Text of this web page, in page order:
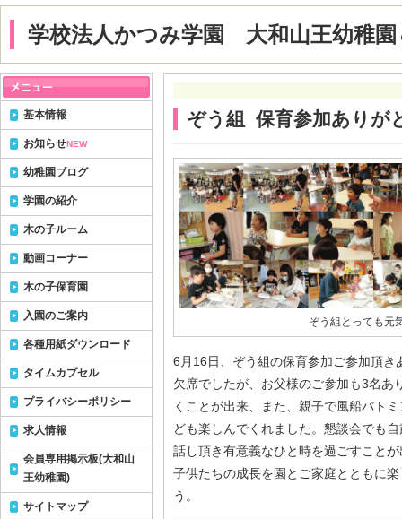
学校法人かつみ学園 大和山王幼稚園
ぞう組 保育参加ありが
ぞう組とっても元
6月16日、ぞう組の保育参加ご参加頂き
欠席でしたが、お父様のご参加も3名あ
くことが出来、また、親子で風船バト
ども楽しんでくれました。懇談会でも
話し頂き有意義なひと時を過ごすこと
子供たちの成長を園とご家庭とともに
う。
基本情報
お知らせNEW
幼稚園ブログ
学園の紹介
木の子ルーム
動画コーナー
木の子保育園
入園のご案内
各種用紙ダウンロード
タイムカプセル
プライバシーポリシー
求人情報
会員専用掲示板(大和山
王幼稚園)
サイトマップ